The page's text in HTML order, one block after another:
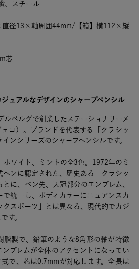
、スチール
直径13×軸周囲44mm/【箱】横112×縦
芯
ュアルなデザインのシャープペンシル
ルベルグで創業したステーショナリーメ
コ）。ブランドを代表する「クラシッ
ンシリーズのシャープペンシルです。
ホワイト、ミントの全3色。1972年のミ
ペンに認定された、歴史ある「クラシッ
に、ペン先、天冠部分のエンブレム、
で統一し、ボディカラーにニュアンスカ
クスポーツ」とは異なる、現代的でカジ
す。
脂製で、鉛筆のような8角形の軸が特徴
ンブレムが全体のアクセントになってい
式で、芯は0.7mmが対応します。全長は